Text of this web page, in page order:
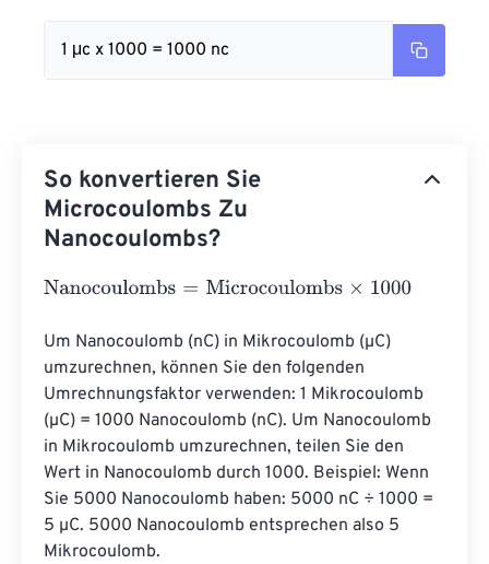
1 μc x 1000 = 1000 nc
So konvertieren Sie
Microcoulombs Zu
Nanocoulombs?
Nanocoulombs=Microcoulombs×1000
Um Nanocoulomb (nC) in Mikrocoulomb (µC)
umzurechnen, können Sie den folgenden
Umrechnungsfaktor verwenden: 1 Mikrocoulomb
(µC) = 1000 Nanocoulomb (nC). Um Nanocoulomb
in Mikrocoulomb umzurechnen, teilen Sie den
Wert in Nanocoulomb durch 1000. Beispiel: Wenn
Sie 5000 Nanocoulomb haben: 5000 nC ÷ 1000 =
5 µC. 5000 Nanocoulomb entsprechen also 5
Mikrocoulomb.